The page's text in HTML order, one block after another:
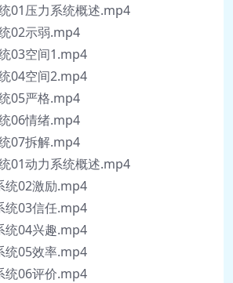
01压力系统概述.mp4
02示弱.mp4
03空间1.mp4
04空间2.mp4
05严格.mp4
06情绪.mp4
07拆解.mp4
01动力系统概述.mp4
统02激励.mp4
统03信任.mp4
统04兴趣.mp4
统05效率.mp4
统06评价.mp4